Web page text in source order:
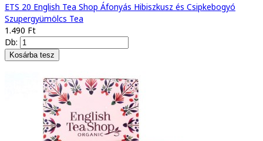
ETS 20 English Tea Shop Áfonyás Hibiszkusz és Csipkebogyó
Szupergyümölcs Tea
1.490 Ft
Db: